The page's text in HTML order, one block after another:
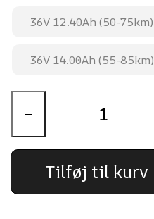
36V 12.40Ah (50-75km)
36V 14.00Ah (55-85km)
−
Tilføj til kurv